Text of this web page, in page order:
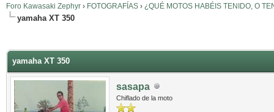
Foro Kawasaki Zephyr › FOTOGRAFÍAS › ¿QUÉ MOTOS HABÉIS TENIDO, O
yamaha XT 350
yamaha XT 350
sasapa
Chiflado de la moto